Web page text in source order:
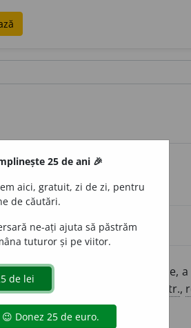
etc., pentru a face impresie,
a dispune, a monta, a stivui. II. tr.,
25 de ani 🎉
aici, gratuit, zi de zi, pentru
de căutări.
ne-ați ajuta să păstrăm
tuturor și pe viitor.